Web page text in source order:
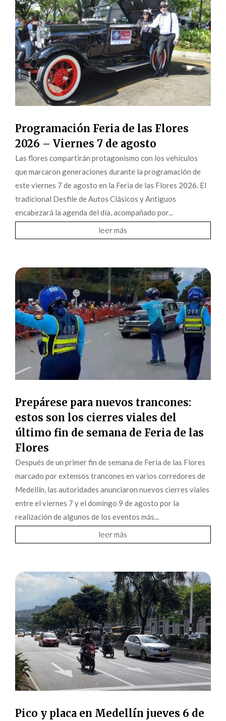
Programación Feria de las Flores
2026 – Viernes 7 de agosto
Las flores compartirán protagonismo con los vehículos
que marcaron generaciones durante la programación de
este viernes 7 de agosto en la Feria de las Flores 2026. El
tradicional Desfile de Autos Clásicos y Antiguos
encabezará la agenda del día, acompañado por...
leer más
Prepárese para nuevos trancones:
estos son los cierres viales del
último fin de semana de Feria de las
Flores
Después de un primer fin de semana de Feria de las Flores
marcado por extensos trancones en varios corredores de
Medellín, las autoridades anunciaron nuevos cierres viales
entre el viernes 7 y el domingo 9 de agosto por la
realización de algunos de los eventos más...
leer más
Pico y placa en Medellín jueves 6 de